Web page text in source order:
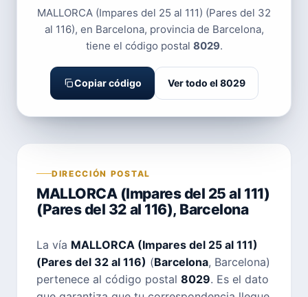
MALLORCA (Impares del 25 al 111) (Pares del 32
al 116), en Barcelona, provincia de Barcelona,
tiene el código postal 8029.
Copiar código Ver todo el 8029
DIRECCIÓN POSTAL
MALLORCA (Impares del 25 al 111)
(Pares del 32 al 116), Barcelona
La vía MALLORCA (Impares del 25 al 111)
(Pares del 32 al 116) (Barcelona, Barcelona)
pertenece al código postal 8029. Es el dato